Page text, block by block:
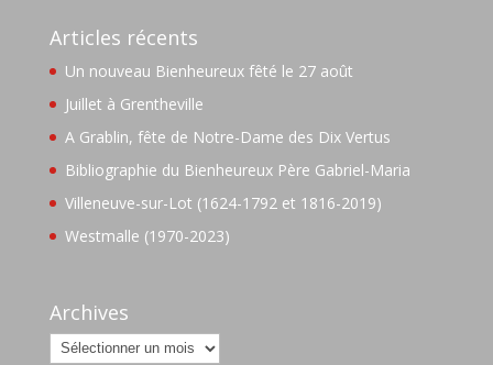
Articles récents
Un nouveau Bienheureux fêté le 27 août
Juillet à Grentheville
A Grablin, fête de Notre-Dame des Dix Vertus
Bibliographie du Bienheureux Père Gabriel-Maria
Villeneuve-sur-Lot (1624-1792 et 1816-2019)
Westmalle (1970-2023)
Archives
Archives